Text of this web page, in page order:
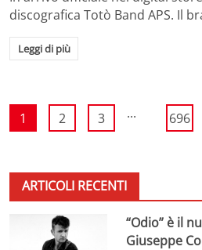
discografica Totò Band APS. Il
Leggi di più
1 2 3 ... 696
ARTICOLI RECENTI
“Odio” è il
Giuseppe